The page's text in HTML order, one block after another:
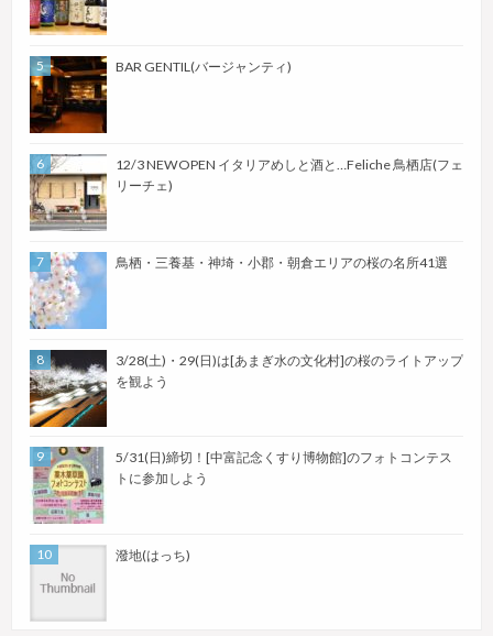
BAR GENTIL(バージャンティ)
12/3 NEWOPEN イタリアめしと酒と…Feliche 鳥栖店(フェ
リーチェ)
鳥栖・三養基・神埼・小郡・朝倉エリアの桜の名所41選
3/28(土)・29(日)は[あまぎ水の文化村]の桜のライトアップ
を観よう
5/31(日)締切！[中富記念くすり博物館]のフォトコンテス
トに参加しよう
潑地(はっち)